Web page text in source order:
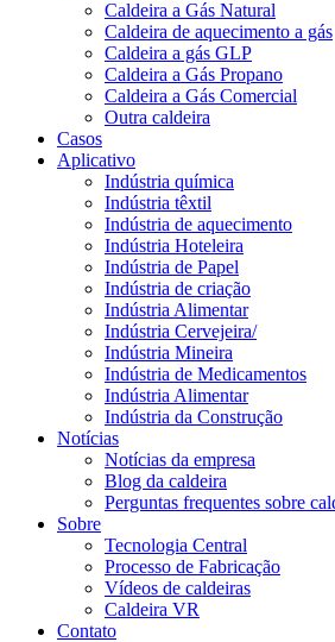
Caldeira a Gás Natural
Caldeira de aquecimento a gás
Caldeira a gás GLP
Caldeira a Gás Propano
Caldeira a Gás Comercial
Outra caldeira
Casos
Aplicativo
Indústria química
Indústria têxtil
Indústria de aquecimento
Indústria Hoteleira
Indústria de Papel
Indústria de criação
Indústria Alimentar
Indústria Cervejeira/
Indústria Mineira
Indústria de Medicamentos
Indústria Alimentar
Indústria da Construção
Notícias
Notícias da empresa
Blog da caldeira
Perguntas frequentes sobre
Sobre
Tecnologia Central
Processo de Fabricação
Vídeos de caldeiras
Caldeira VR
Contato